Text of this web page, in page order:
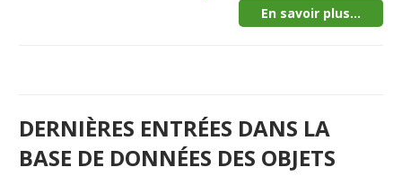
En savoir plus...
DERNIÈRES ENTRÉES DANS LA
BASE DE DONNÉES DES OBJETS